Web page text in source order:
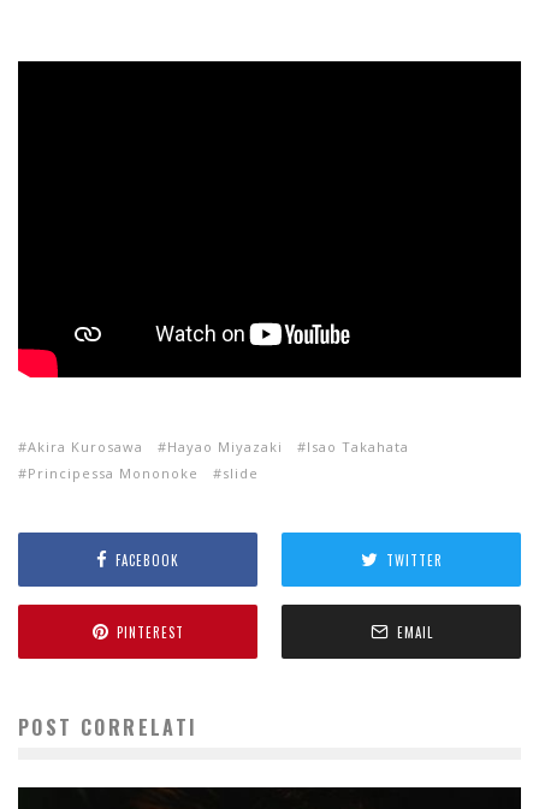
Akira Kurosawa Hayao Miyazaki
Isao Takahata
Principessa Mononoke
slide
FACEBOOK TWITTER
PINTEREST EMAIL
POST CORRELATI